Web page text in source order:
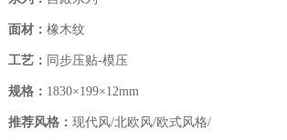
面材： 橡木纹
工艺： 同步压贴-模压
规格： 1830×199×12mm
推荐风格： 现代风/北欧风/欧式风格/